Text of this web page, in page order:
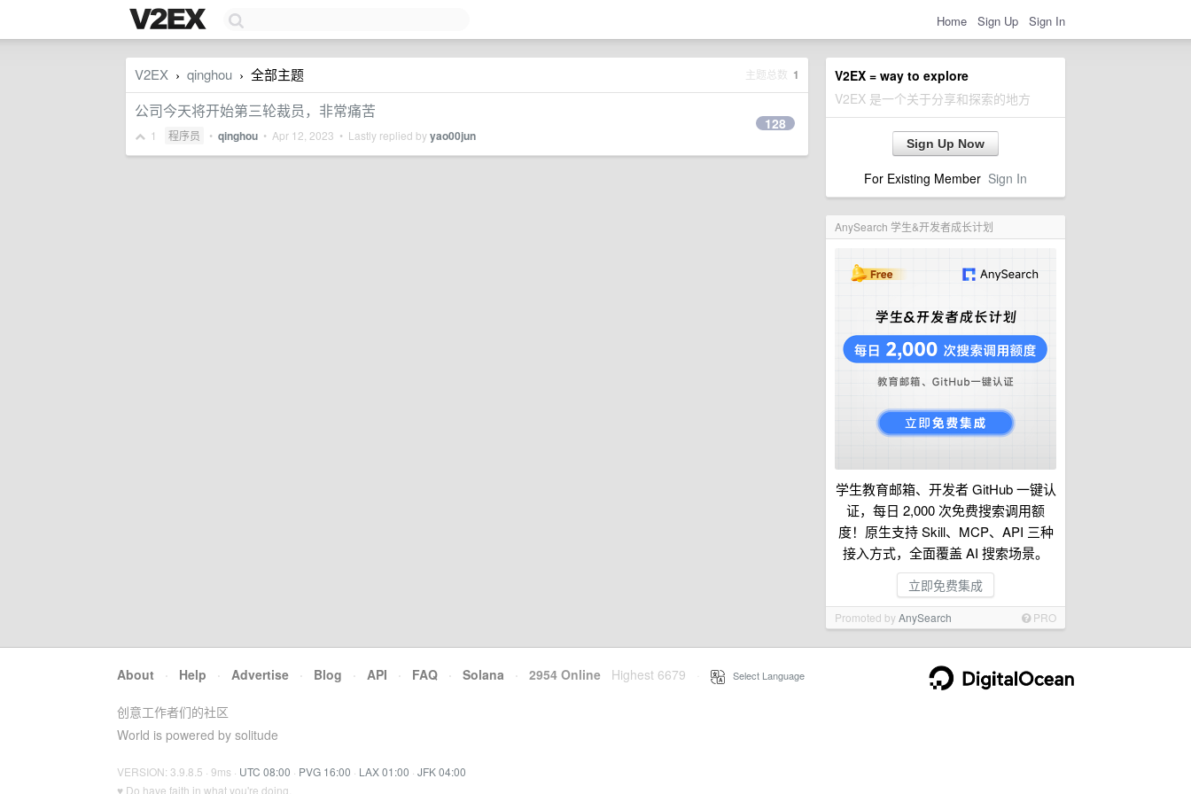
Home Sign Up Sign In
V2EX = way to explore
V2EX 是一个关于分享和探索的地方
Sign Up Now
For Existing Member Sign In
AnySearch 学生&开发者成长计划
学生教育邮箱、开发者 GitHub 一键认
证，每日 2,000 次免费搜索调用额
度！原生支持 Skill、MCP、API 三种
接入方式，全面覆盖 AI 搜索场景。
立即免费集成
Promoted byAnySearch PRO
V2EX › qinghou › 全部主题 主题总数 1
公司今天将开始第三轮裁员，非常痛苦
1 程序员 • qinghou • Apr 12, 2023 • Lastly replied byyao00jun
128
About · Help · Advertise · Blog · API · FAQ · Solana · 2954 Online Highest 6679 Select Language
创意工作者们的社区
World is powered by solitude
VERSION: 3.9.8.5 · 9ms · UTC 08:00 · PVG 16:00 · LAX 01:00 · JFK 04:00
♥ Do have faith in what you're doing.